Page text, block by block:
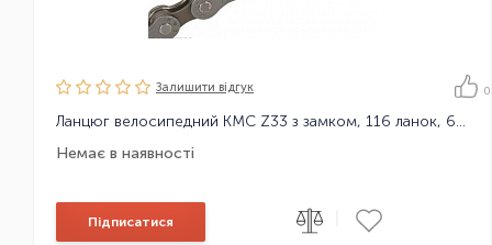
Залишити вiдгук 0
Ланцюг велосипедний KMC Z33 з замком, 116 ланок, 6 зірок
Немає в наявності
Підписатися